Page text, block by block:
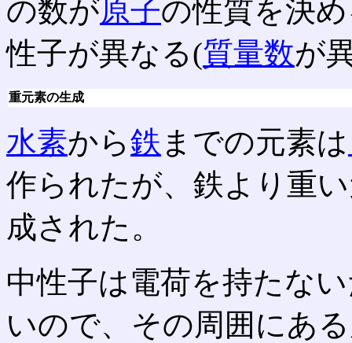
の数が原子の性質を決
性子が異なる(質量数が
重元素の生成
水素から鉄 までの元素は
作られたが、鉄より重
成された。
中性子は電荷を持たな
いので、その周囲にあ